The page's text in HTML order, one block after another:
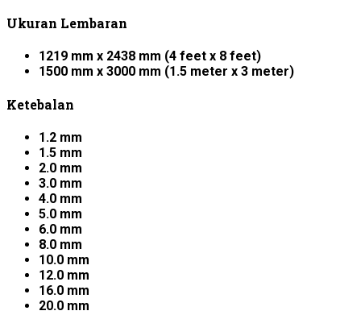
Ukuran Lembaran
1219 mm x 2438 mm (4 feet x 8 feet)
1500 mm x 3000 mm (1.5 meter x 3 meter)
Ketebalan
1.2 mm
1.5 mm
2.0 mm
3.0 mm
4.0 mm
5.0 mm
6.0 mm
8.0 mm
10.0 mm
12.0 mm
16.0 mm
20.0 mm